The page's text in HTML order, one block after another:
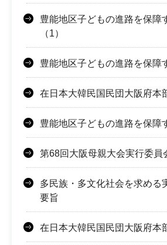
豊能地区子どもの進路を保
（1）
豊能地区子どもの進路を保
在日本大韓民国民団大阪府
豊能地区子どもの進路を保
第68回大阪母親大会実行委
多民族・多文化社会を求め
要旨
在日本大韓民国民団大阪府